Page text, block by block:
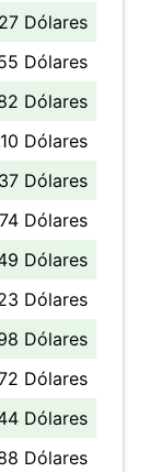
Dólares
Dólares
Dólares
Dólares
Dólares
Dólares
Dólares
Dólares
Dólares
Dólares
Dólares
Dólares